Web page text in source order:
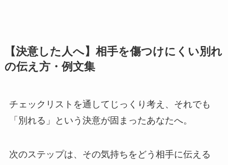
【決意した人へ】相手を傷つけにくい別れ
の伝え方・例文集
チェックリストを通してじっくり考え、それでも
「別れる」という決意が固まったあなたへ。
次のステップは、その気持ちをどう相手に伝える